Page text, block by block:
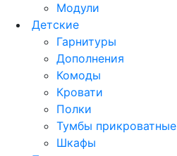
Модули
Детские
Гарнитуры
Дополнения
Комоды
Кровати
Полки
Тумбы прикроватные
Шкафы